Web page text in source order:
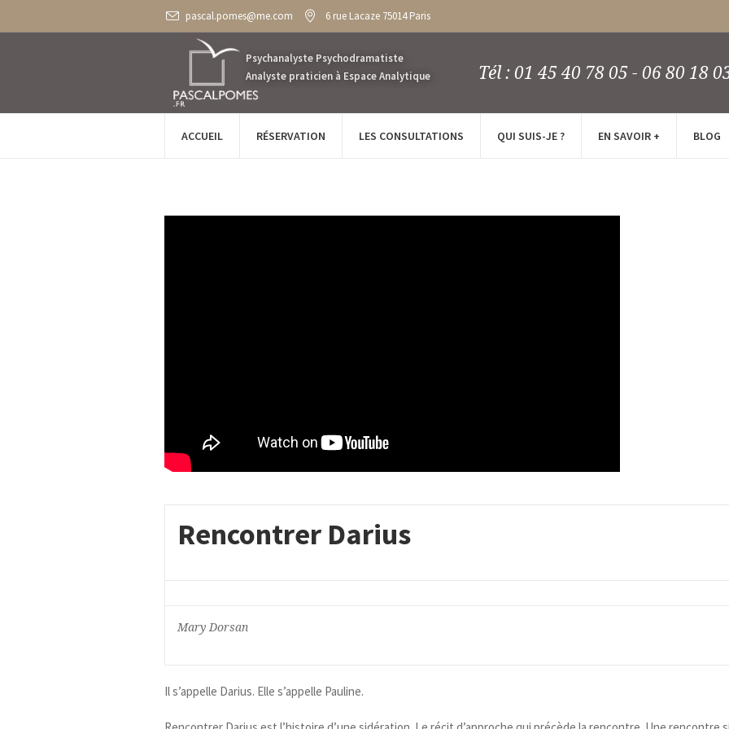
pascal.pomes@me.com 6 rue Lacaze 75014 Paris
Tél : 01 45 40 78 05 - 06 80 18
ACCUEIL RÉSERVATION LES CONSULTATIONS QUI SUIS-JE ? EN SAVOIR + BLOG
Rencontrer Darius
Mary Dorsan
Il s’appelle Darius. Elle s’appelle Pauline.